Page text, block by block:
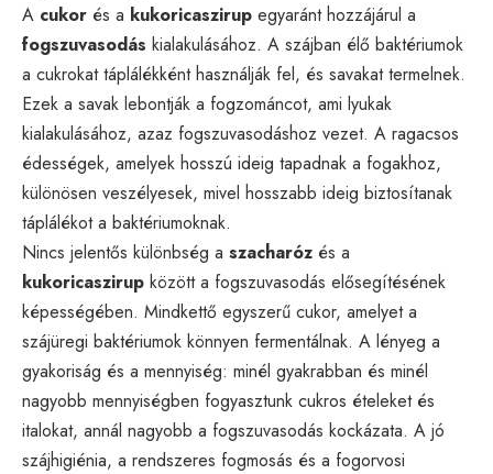
A cukor és a kukoricaszirup egyaránt hozzájárul a
fogszuvasodás kialakulásához. A szájban élő baktériumok
a cukrokat táplálékként használják fel, és savakat termelnek.
Ezek a savak lebontják a fogzománcot, ami lyukak
kialakulásához, azaz fogszuvasodáshoz vezet. A ragacsos
édességek, amelyek hosszú ideig tapadnak a fogakhoz,
különösen veszélyesek, mivel hosszabb ideig biztosítanak
táplálékot a baktériumoknak.
Nincs jelentős különbség a szacharóz és a
kukoricaszirup között a fogszuvasodás elősegítésének
képességében. Mindkettő egyszerű cukor, amelyet a
szájüregi baktériumok könnyen fermentálnak. A lényeg a
gyakoriság és a mennyiség: minél gyakrabban és minél
nagyobb mennyiségben fogyasztunk cukros ételeket és
italokat, annál nagyobb a fogszuvasodás kockázata. A jó
szájhigiénia, a rendszeres fogmosás és a fogorvosi